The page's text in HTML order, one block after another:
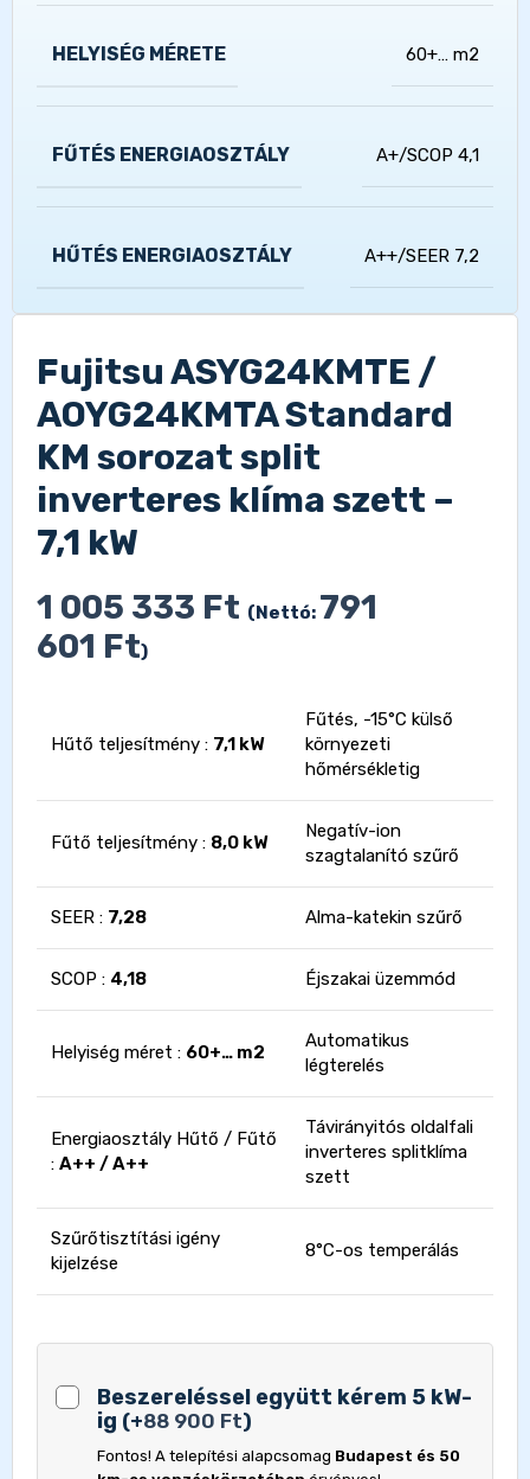
HELYISÉG MÉRETE 60+… m2
FŰTÉS ENERGIAOSZTÁLY A+/SCOP 4,1
HŰTÉS ENERGIAOSZTÁLY A++/SEER 7,2
Fujitsu ASYG24KMTE /
AOYG24KMTA Standard
KM sorozat split
inverteres klíma szett –
7,1 kW
1 005 333 Ft (Nettó: 791
601 Ft)
Hűtő teljesítmény : 7,1 kW
Fűtés, -15°C külső
környezeti
hőmérsékletig
Fűtő teljesítmény : 8,0 kW
Negatív-ion
szagtalanító szűrő
SEER : 7,28 Alma-katekin szűrő
SCOP : 4,18 Éjszakai üzemmód
Helyiség méret : 60+… m2
Automatikus
légterelés
Energiaosztály Hűtő / Fűtő
: A++ / A++
Távirányitós oldalfali
inverteres splitklíma
szett
Szűrőtisztítási igény
kijelzése
8°C-os temperálás
Beszereléssel együtt kérem 5 kW-
ig (+88 900 Ft)
Fontos! A telepítési alapcsomag Budapest és 50